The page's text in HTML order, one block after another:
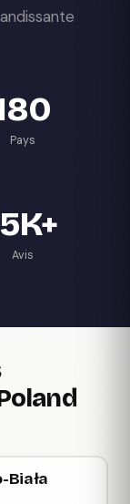
Pays
Avis
Biała